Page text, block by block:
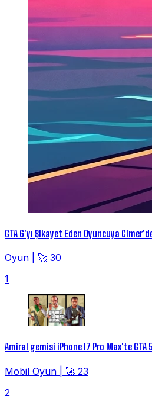
GTA 6'yı Şikayet Eden Oyuncuya
Oyun
🚀 30
1
Amiral gemisi iPhone 17 Pro Max'te GTA
Mobil Oyun
🚀 23
2